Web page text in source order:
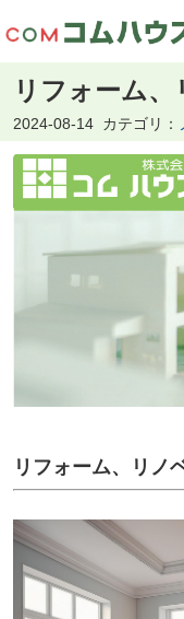
リフォーム
2024-08-14 カテゴリ：
リフォーム、リノ